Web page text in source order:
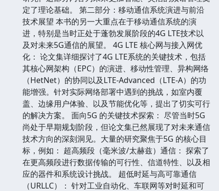
定了理论基础。 第二部分：移动通信系统演进与前沿
技术展望 本书的另一大重点在于移动通信系统的演
进，特别是当时正处于蓬勃发展阶段的4G LTE技术以
及对未来5G通信的展望。 4G LTE 核心网与接入网优
化： 论文集详细探讨了4G LTE系统的关键技术，包括
其核心网架构（EPC）的演进、移动性管理、异构网络
（HetNet）的协同以及LTE-Advanced（LTE-A）的功
能增强。针对实际网络部署中遇到的挑战，如室内覆
盖、边缘用户体验、以及节能优化等，提出了切实可行
的解决方案。 面向5G 的关键技术探索： 尽管当时5G
尚处于早期规划阶段，但论文集已然展现了对未来通信
技术方向的深刻洞见。大量的研究聚焦于5G 的核心目
标，例如： 超高频段（毫米波/太赫兹）通信： 探索了
在更高频段进行数据传输的可行性、信道特性、以及相
应的器件和系统设计挑战。 超低时延与高可靠通信
（URLLC）： 针对工业自动化、车联网等对时延和可